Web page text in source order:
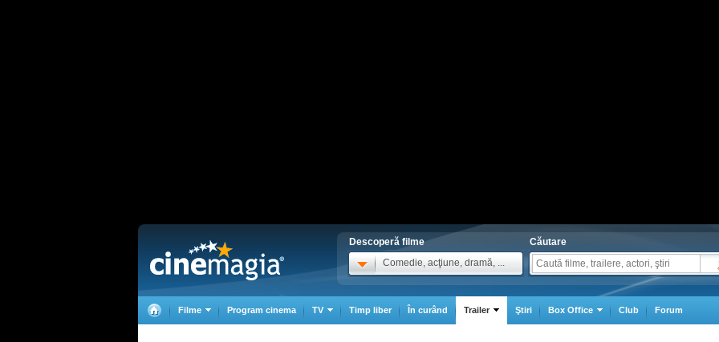
Descoperă filme
Comedie, acţiune, dramă, ...
Căutare
Filme Program cinema TV Timp liber În curând Trailer Ştiri Box Office Club Forum